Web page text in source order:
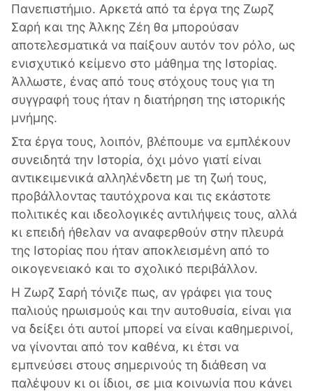
Πανεπιστήμιο. Αρκετά από τα έργα της Ζωρζ
Σαρή και της Άλκης Ζέη θα μπορούσαν
αποτελεσματικά να παίξουν αυτόν τον ρόλο, ως
ενισχυτικό κείμενο στο μάθημα της Ιστορίας.
Άλλωστε, ένας από τους στόχους τους για τη
συγγραφή τους ήταν η διατήρηση της ιστορικής
μνήμης.
Στα έργα τους, λοιπόν, βλέπουμε να εμπλέκουν
συνειδητά την Ιστορία, όχι μόνο γιατί είναι
αντικειμενικά αλληλένδετη με τη ζωή τους,
προβάλλοντας ταυτόχρονα και τις εκάστοτε
πολιτικές και ιδεολογικές αντιλήψεις τους, αλλά
κι επειδή ήθελαν να αναφερθούν στην πλευρά
της Ιστορίας που ήταν αποκλεισμένη από το
οικογενειακό και το σχολικό περιβάλλον.
Η Ζωρζ Σαρή τόνιζε πως, αν γράφει για τους
παλιούς ηρωισμούς και την αυτοθυσία, είναι για
να δείξει ότι αυτοί μπορεί να είναι καθημερινοί,
να γίνονται από τον καθένα, κι έτσι να
εμπνεύσει στους σημερινούς τη διάθεση να
παλέψουν κι οι ίδιοι, σε μια κοινωνία που κάνει